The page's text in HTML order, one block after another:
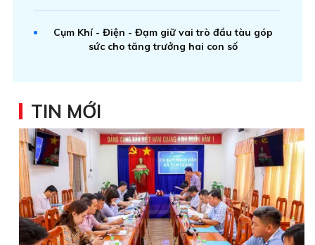
Cụm Khí - Điện - Đạm giữ vai trò đầu tàu góp
sức cho tăng trưởng hai con số
TIN MỚI